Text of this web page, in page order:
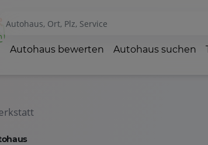
Autohaus bewerten Autohaus suchen